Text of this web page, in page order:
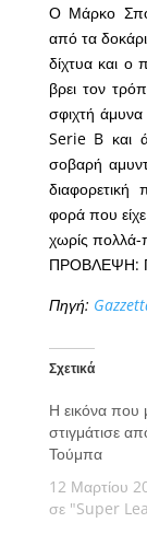
Ο Μάρκο
από τα
δίχτυα και
βρει τον
σφιχτή
Serie B και
σοβαρή
φορά που
χωρίς πολλά-
ΠΡΟΒΛΕΨΗ:
Πηγή:
Σχετικά
Η εικόνα που
στιγμάτισε
Τούμπα
12 Μαρτίου
σε "Super